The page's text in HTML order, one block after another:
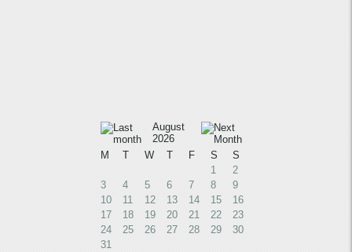
August
2026
M
T W T F S
S
1
2
3
4 5 6 7 8
9
10
11 12 13 14 15
16
17
18 19 20 21 22
23
24
25 26 27 28 29
30
31